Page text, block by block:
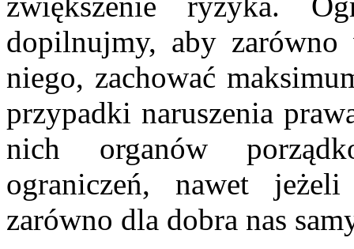
dopilnujmy, aby
niego, zachować
przypadki naruszenia
nich organów
ograniczeń, nawet
zarówno dla dobra nas